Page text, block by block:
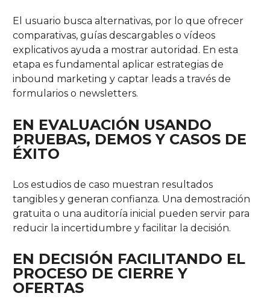
El usuario busca alternativas, por lo que ofrecer
comparativas, guías descargables o vídeos
explicativos ayuda a mostrar autoridad. En esta
etapa es fundamental aplicar estrategias de
inbound marketing y captar leads a través de
formularios o newsletters.
EN EVALUACIÓN USANDO
PRUEBAS, DEMOS Y CASOS DE
ÉXITO
Los estudios de caso muestran resultados
tangibles y generan confianza. Una demostración
gratuita o una auditoría inicial pueden servir para
reducir la incertidumbre y facilitar la decisión.
EN DECISIÓN FACILITANDO EL
PROCESO DE CIERRE Y
OFERTAS